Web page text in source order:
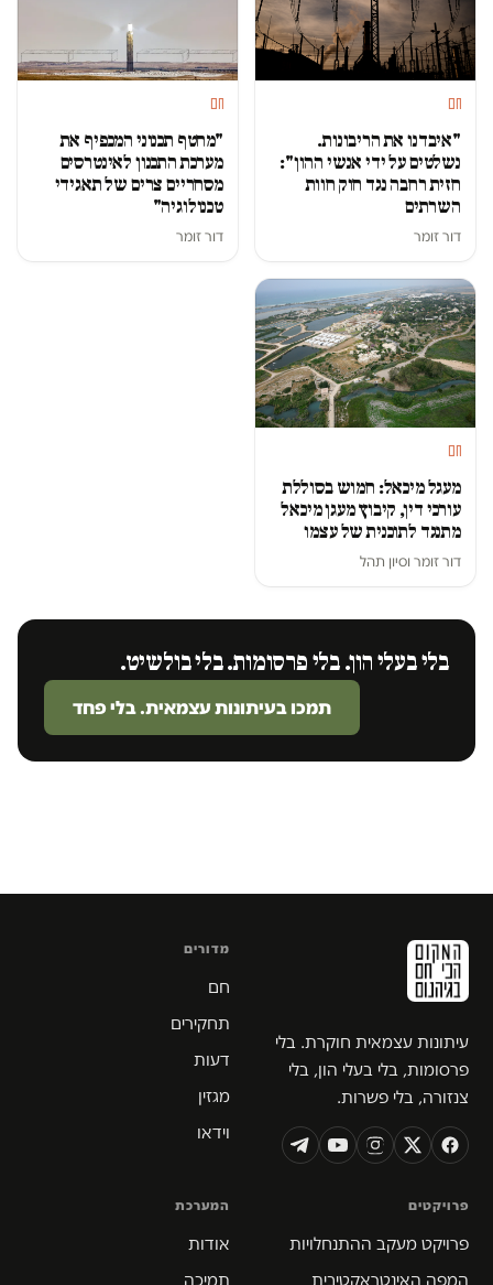
חם
"איבדנו את הריבונות.
נשלטים על ידי אנשי ההון":
חזית רחבה נגד חוק חוות
השרתים
דור זומר
חם
"מחטף תכנוני המכפיף את
מערכת התכנון לאינטרסים
מסחריים צרים של תאגידי
טכנולוגיה"
דור זומר
חם
מעגל מיכאל: חמוש בסוללת
עורכי דין, קיבוץ מעגן מיכאל
מתנגד לתוכנית של עצמו
דור זומר וסיון תהל
בלי בעלי הון. בלי פרסומות. בלי בולשיט.
תמכו בעיתונות עצמאית. בלי פחד
עיתונות עצמאית חוקרת. בלי
פרסומות, בלי בעלי הון, בלי
צנזורה, בלי פשרות.
מדורים
חם
תחקירים
דעות
מגזין
וידאו
פרויקטים
פרויקט מעקב ההתנחלויות
המפה האינטראקטיבית
המערכת
אודות
תמיכה